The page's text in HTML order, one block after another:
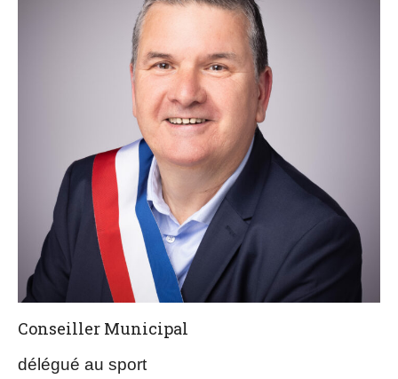
Conseiller Municipal
délégué au sport